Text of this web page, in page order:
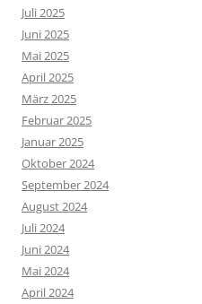
Juli 2025
Juni 2025
Mai 2025
April 2025
März 2025
Februar 2025
Januar 2025
Oktober 2024
September 2024
August 2024
Juli 2024
Juni 2024
Mai 2024
April 2024